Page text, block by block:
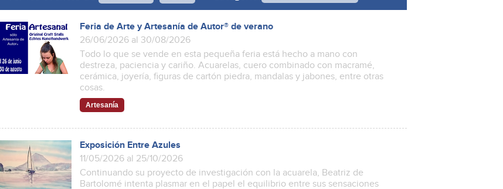
Feria de Arte y Artesanía de Autor® de verano
26/06/2026 al 30/08/2026
Todo lo que se vende en esta pequeña feria está hecho a mano con
destreza, paciencia y cariño. Acuarelas, cuero combinado con macramé,
cerámica, joyería, figuras de cartón piedra, mandalas y jabones, entre otras
cosas.
Artesanía
Exposición Entre Azules
11/05/2026 al 25/10/2026
Continuando su proyecto de investigación con la acuarela, Beatriz de
Bartolomé intenta plasmar en el papel el equilibrio entre sus sensaciones